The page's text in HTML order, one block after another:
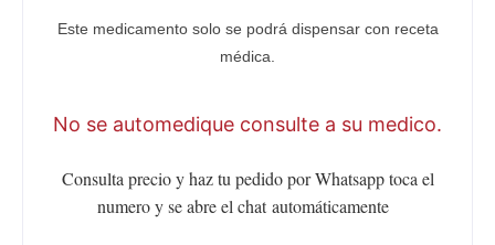
Este medicamento solo se podrá dispensar con receta
médica.
No se automedique consulte a su medico.
Consulta precio y haz tu pedido por Whatsapp toca el
numero y se abre el chatautomáticamente